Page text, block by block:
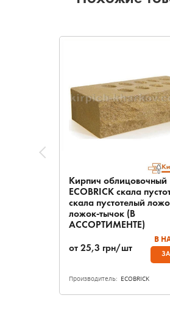
Кирпич облицовочный
ECOBRICK скала
скала пустотелый
ложок-тычок (В
АССОРТИМЕНТЕ)
от 25,3 грн/шт
В
Производитель: ECOBRICK